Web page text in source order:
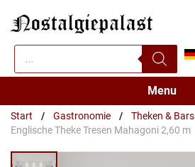
Inhalt
springen
Products
search
Menu
Start / Gastronomie / Theken & Bars
Englische Theke Tresen Mahagoni 2,60 m